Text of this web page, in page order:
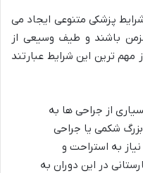
پزشکی متنوعی ایجاد می
باشند و طیف وسیعی از
مهم ترین این شرایط عبارتند
از جراحی ها به
شکمی یا جراحی
به استراحت و
در این دوران به